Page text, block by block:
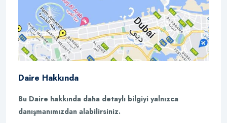
Daire Hakkında
Bu Daire hakkında daha detaylı bilgiyi yalnızca
danışmanımızdan alabilirsiniz.